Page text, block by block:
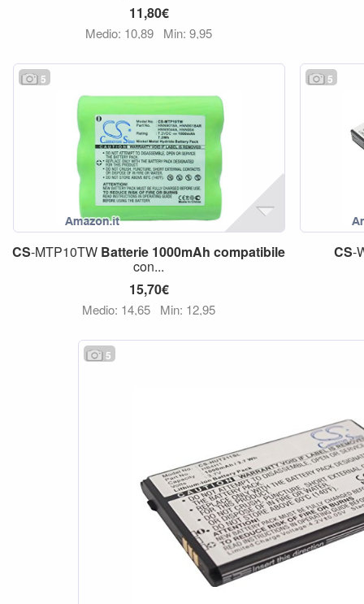
11,80€
Medio: 10,89 Min: 9,95
5
CS-MTP10TW Batterie 1000mAh compatibile
con...
15,70€
Medio: 14,65 Min: 12,95
5
CS-
5